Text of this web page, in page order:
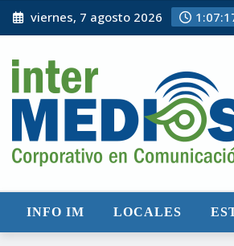
Skip
to
viernes, 7 agosto 2026
INFO IM LOCALES